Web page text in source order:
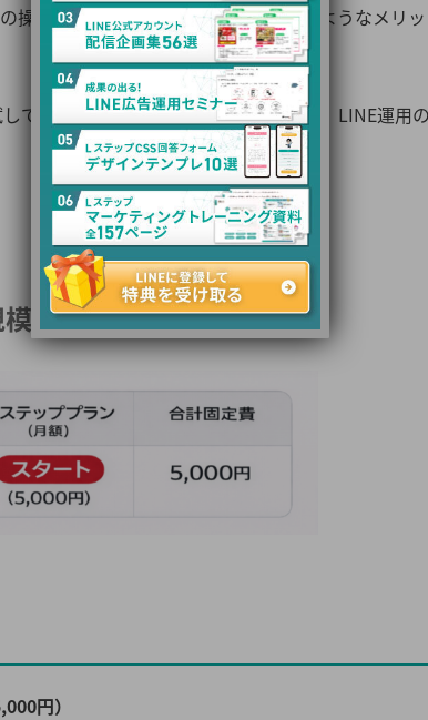
操作方法や、ツールを使うことでどのようなメリ
しで触ってみる」という気軽な気持ちで、LINE運用
個人事業
円）